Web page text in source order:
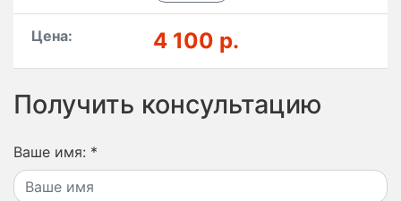
Цена: 4 100 р.
Получить консультацию
Ваше имя: *